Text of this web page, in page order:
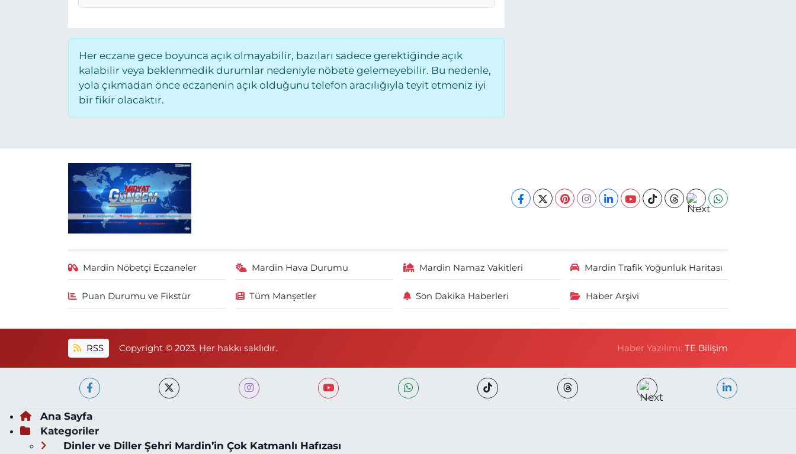
Her eczane gece boyunca açık olmayabilir, bazıları sadece gerektiğinde açık
kalabilir veya beklenmedik durumlar nedeniyle nöbete gelemeyebilir. Bu nedenle,
yola çıkmadan önce eczanenin açık olduğunu telefon aracılığıyla teyit etmeniz iyi
bir fikir olacaktır.
Mardin Nöbetçi Eczaneler Mardin Hava Durumu Mardin Namaz Vakitleri Mardin Trafik Yoğunluk Haritası
Puan Durumu ve Fikstür Tüm Manşetler Son Dakika Haberleri Haber Arşivi
RSS Copyright © 2023. Her hakkı saklıdır. Haber Yazılımı:TE Bilişim
Ana Sayfa
Kategoriler
Dinler ve Diller Şehri Mardin’in Çok Katmanlı Hafızası